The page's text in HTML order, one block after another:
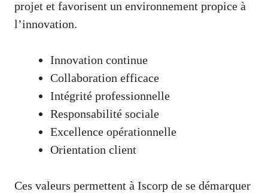
projet et favorisent un environnement propice à
l’innovation.
Innovation continue
Collaboration efficace
Intégrité professionnelle
Responsabilité sociale
Excellence opérationnelle
Orientation client
Ces valeurs permettent à Iscorp de se démarquer